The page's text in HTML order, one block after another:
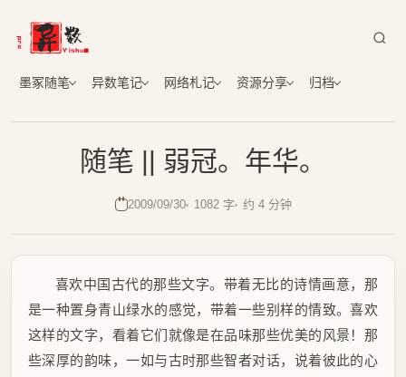
墨冢随笔 异数笔记 网络札记 资源分享 归档
随笔 || 弱冠。年华。
2009/09/30 1082 字 约 4 分钟
喜欢中国古代的那些文字。带着无比的诗情画意，那
是一种置身青山绿水的感觉，带着一些别样的情致。喜欢
这样的文字，看着它们就像是在品味那些优美的风景！那
些深厚的韵味，一如与古时那些智者对话，说着彼此的心